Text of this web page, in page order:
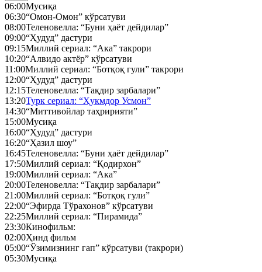
06:00Мусиқа
06:30“Омон-Омон” кўрсатуви
08:00Теленовелла: “Буни ҳаёт дейдилар”
09:00“Ҳудуд” дастури
09:15Миллий сериал: “Ака” такрори
10:20“Алвидо актёр” кўрсатуви
11:00Миллий сериал: “Ботқоқ гули” такрори
12:00“Ҳудуд” дастури
12:15Теленовелла: “Тақдир зарбалари”
13:20Турк сериал: “Ҳукмдор Усмон”
14:30“Миттивойлар таҳририяти”
15:00Мусиқа
16:00“Ҳудуд” дастури
16:20“Ҳазил шоу”
16:45Теленовелла: “Буни ҳаёт дейдилар”
17:50Миллий сериал: “Қодирхон”
19:00Миллий сериал: “Ака”
20:00Теленовелла: “Тақдир зарбалари”
21:00Миллий сериал: “Ботқоқ гули”
22:00“Эфирда Тўрахонов” кўрсатуви
22:25Миллий сериал: “Пирамида”
23:30Кинофильм:
02:00Ҳинд фильм
05:00“Ўзимизнинг гап” кўрсатуви (такрори)
05:30Мусиқа